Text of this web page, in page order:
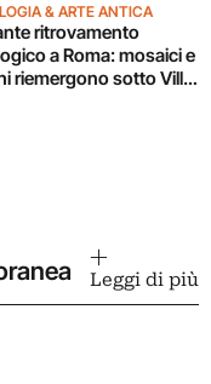
& ARTE ANTICA
ritrovamento
a Roma: mosaici e
riemergono sotto Villa
Leggi di più